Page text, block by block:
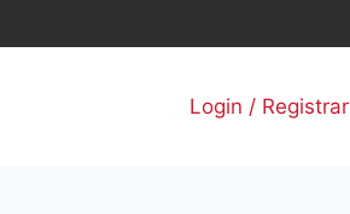
Login / Registrar